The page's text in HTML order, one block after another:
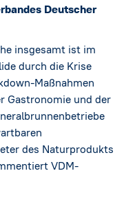
Deutscher
insgesamt ist im
durch die Krise
Maßnahmen
Gastronomie und der
des Naturprodukts
VDM-